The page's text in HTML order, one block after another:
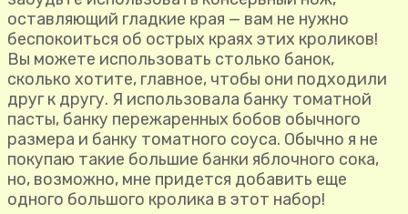
оставляющий гладкие края — вам не нужно
беспокоиться об острых краях этих кроликов!
Вы можете использовать столько банок,
сколько хотите, главное, чтобы они подходили
друг к другу. Я использовала банку томатной
пасты, банку пережаренных бобов обычного
размера и банку томатного соуса. Обычно я не
покупаю такие большие банки яблочного сока,
но, возможно, мне придется добавить еще
одного большого кролика в этот набор!